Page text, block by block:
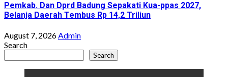
Pemkab. Dan Dprd Badung Sepakati Kua-ppas 2027,
Belanja Daerah Tembus Rp 14,2 Triliun
August 7, 2026Admin
Search
Search